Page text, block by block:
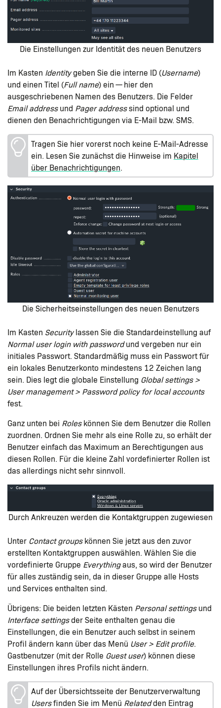
Die Einstellungen zur Identität des neuen Benutzers
Im Kasten Identitygeben Sie die interne ID (Username)
und einen Titel (Full name) ein — hier den
ausgeschriebenen Namen des Benutzers. Die Felder
Email addressund Pager addresssind optional und
dienen den Benachrichtigungen via E-Mail bzw. SMS.
Tragen Sie hier vorerst noch keine E-Mail-Adresse
ein. Lesen Sie zunächst die Hinweise im Kapitel
über Benachrichtigungen.
Die Sicherheitseinstellungen des neuen Benutzers
Im Kasten Securitylassen Sie die Standardeinstellung auf
Normal user login with passwordund vergeben nur ein
initiales Passwort. Standardmäßig muss ein Passwort für
ein lokales Benutzerkonto mindestens 12 Zeichen lang
sein. Dies legt die globale Einstellung Global settings >
User management > Password policy for local accounts
fest.
Ganz unten bei Roleskönnen Sie dem Benutzer die Rollen
zuordnen. Ordnen Sie mehr als eine Rolle zu, so erhält der
Benutzer einfach das Maximum an Berechtigungen aus
diesen Rollen. Für die kleine Zahl vordefinierter Rollen ist
das allerdings nicht sehr sinnvoll.
Durch Ankreuzen werden die Kontaktgruppen zugewiesen
Unter Contact groupskönnen Sie jetzt aus den zuvor
erstellten Kontaktgruppen auswählen. Wählen Sie die
vordefinierte Gruppe Everythingaus, so wird der Benutzer
für alles zuständig sein, da in dieser Gruppe alle Hosts
und Services enthalten sind.
Übrigens: Die beiden letzten Kästen Personal settingsund
Interface settingsder Seite enthalten genau die
Einstellungen, die ein Benutzer auch selbst in seinem
Profil ändern kann über das Menü User > Edit profile.
Gastbenutzer (mit der Rolle Guest user) können diese
Einstellungen ihres Profils nicht ändern.
Auf der Übersichtsseite der Benutzerverwaltung
Usersfinden Sie im Menü Relatedden Eintrag